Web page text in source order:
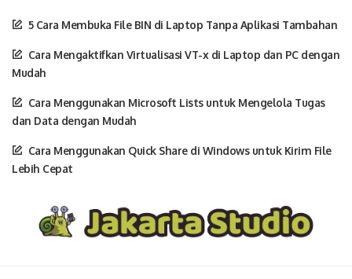
5 Cara Membuka File BIN di Laptop Tanpa Aplikasi Tambahan
Cara Mengaktifkan Virtualisasi VT-x di Laptop dan PC dengan
Mudah
Cara Menggunakan Microsoft Lists untuk Mengelola Tugas
dan Data dengan Mudah
Cara Menggunakan Quick Share di Windows untuk Kirim File
Lebih Cepat